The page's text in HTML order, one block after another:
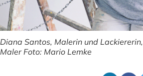
Diana Santos, Malerin und
Maler Foto: Mario Lemke